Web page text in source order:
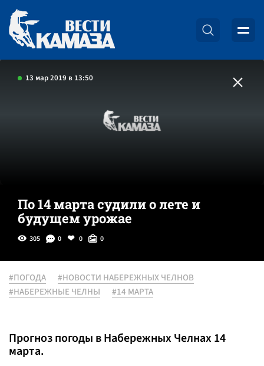
13 мар 2019 в 13:50
По 14 марта судили о лете и
будущем урожае
305 0 0 0
#ПОГОДА
#НОВОСТИ НАБЕРЕЖНЫХ ЧЕЛНОВ
#НАБЕРЕЖНЫЕ ЧЕЛНЫ
#14 МАРТА
Прогноз погоды в Набережных Челнах 14
марта.